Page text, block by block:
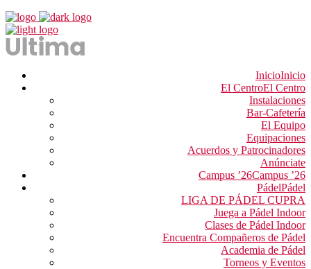
InicioInicio
El CentroEl Centro
Instalaciones
Bar-Cafetería
El Equipo
Equipaciones
Acuerdos y Patrocinadores
Anúnciate
Campus ’26Campus ’26
PádelPádel
LIGA DE PÁDEL CUPRA
Juega a Pádel Indoor
Clases de Pádel Indoor
Encuentra Compañeros de Pádel
Academia de Pádel
Torneos y Eventos